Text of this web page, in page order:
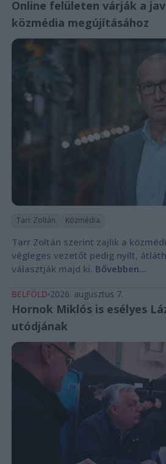
Online felületen várják a
közmédia megújításához
Tarr Zoltán Közmédia
Tarr Zoltán szerint zajlik a
végleges vezetőt pedig nyílt,
választják majd ki. Bővebben...
BELFÖLD 2026. augusztus 7.
Hornok Miklós is esélyes
utódjának